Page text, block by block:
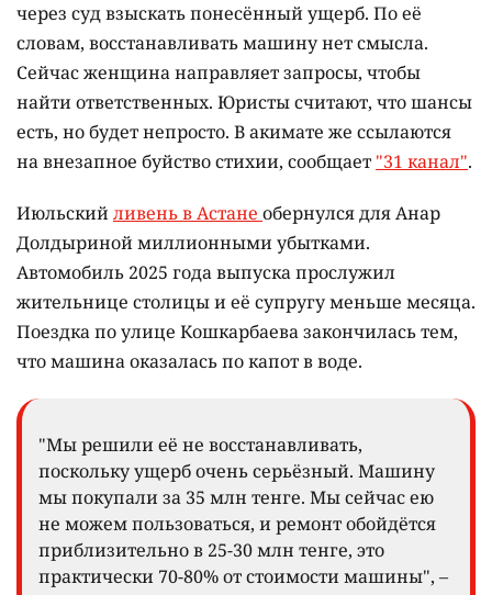
через суд взыскать понесённый ущерб. По её
словам, восстанавливать машину нет смысла.
Сейчас женщина направляет запросы, чтобы
найти ответственных. Юристы считают, что шансы
есть, но будет непросто. В акимате же ссылаются
на внезапное буйство стихии, сообщает "31 канал".
Июльскийливень в Астане обернулся для Анар
Долдыриной миллионными убытками.
Автомобиль 2025 года выпуска прослужил
жительнице столицы и её супругу меньше месяца.
Поездка по улице Кошкарбаева закончилась тем,
что машина оказалась по капот в воде.
"Мы решили её не восстанавливать,
поскольку ущерб очень серьёзный. Машину
мы покупали за 35 млн тенге. Мы сейчас ею
не можем пользоваться, и ремонт обойдётся
приблизительно в 25-30 млн тенге, это
практически 70-80% от стоимости машины", –